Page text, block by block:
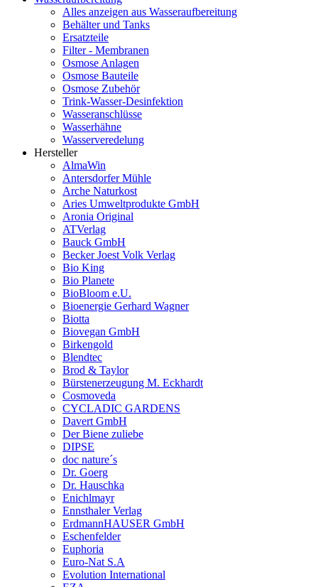
Alles anzeigen aus Wasseraufbereitung
Behälter und Tanks
Ersatzteile
Filter - Membranen
Osmose Anlagen
Osmose Bauteile
Osmose Zubehör
Trink-Wasser-Desinfektion
Wasseranschlüsse
Wasserhähne
Wasserveredelung
Hersteller
AlmaWin
Antersdorfer Mühle
Arche Naturkost
Aries Umweltprodukte GmbH
Aronia Original
ATVerlag
Bauck GmbH
Becker Joest Volk Verlag
Bio King
Bio Planete
BioBloom e.U.
Bioenergie Gerhard Wagner
Biotta
Biovegan GmbH
Birkengold
Blendtec
Brod & Taylor
Bürstenerzeugung M. Eckhardt
Cosmoveda
CYCLADIC GARDENS
Davert GmbH
Der Biene zuliebe
DIPSE
doc nature´s
Dr. Goerg
Dr. Hauschka
Enichlmayr
Ennsthaler Verlag
ErdmannHAUSER GmbH
Eschenfelder
Euphoria
Euro-Nat S.A
Evolution International